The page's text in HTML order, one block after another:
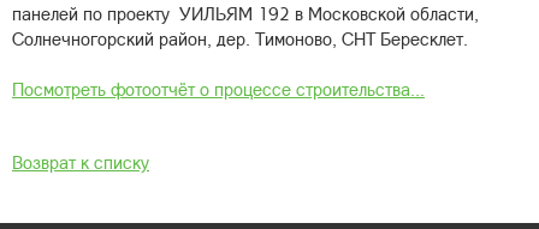
панелей по проекту УИЛЬЯМ 192 в Московской области,
Солнечногорский район, дер. Тимоново, СНТ Бересклет.
Посмотреть фотоотчёт о процессе строительства...
Возврат к списку